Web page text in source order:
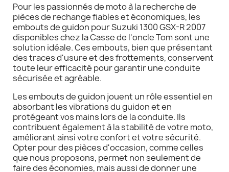
Pour les passionnés de moto à la recherche de
pièces de rechange fiables et économiques, les
embouts de guidon pour Suzuki 1300 GSX-R 2007
disponibles chez la Casse de l'oncle Tom sont une
solution idéale. Ces embouts, bien que présentant
des traces d'usure et des frottements, conservent
toute leur efficacité pour garantir une conduite
sécurisée et agréable.
Les embouts de guidon jouent un rôle essentiel en
absorbant les vibrations du guidon et en
protégeant vos mains lors de la conduite. Ils
contribuent également à la stabilité de votre moto,
améliorant ainsi votre confort et votre sécurité.
Opter pour des pièces d'occasion, comme celles
que nous proposons, permet non seulement de
faire des économies, mais aussi de donner une